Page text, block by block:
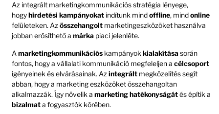
Az integrált marketingkommunikációs stratégia lényege,
hogyhirdetési kampányokat indítunk mindoffline, mindonline
felületeken. Az összehangolt marketingeszközöket használva
jobban erősíthető a márka piaci jelenléte.
Amarketingkommunikációs kampányok kialakításasorán
fontos, hogy a vállalati kommunikáció megfeleljen a célcsoport
igényeinek és elvárásainak. Az integrált megközelítés segít
abban, hogy a marketing eszközöket összehangoltan
alkalmazzák. Így növelik a marketing hatékonyságátés építik a
bizalmata fogyasztók körében.